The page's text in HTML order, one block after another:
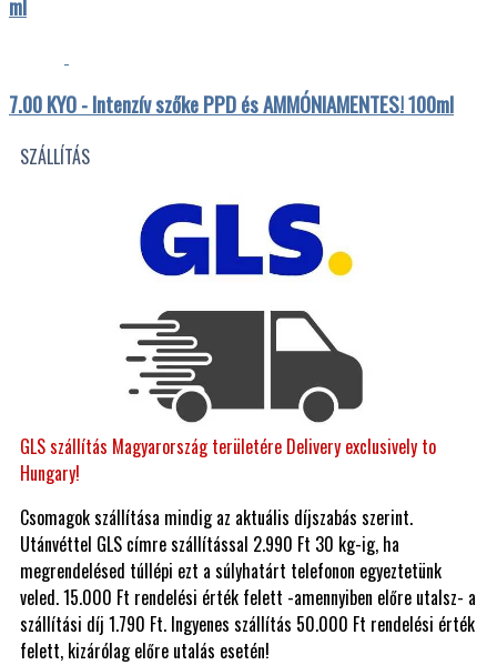
ml
7.00 KYO - Intenzív szőke PPD és AMMÓNIAMENTES! 100ml
SZÁLLÍTÁS
GLS szállítás Magyarország területére Delivery exclusively to
Hungary!
Csomagok szállítása mindig az aktuális díjszabás szerint.
Utánvéttel GLS címre szállítással 2.990 Ft 30 kg-ig, ha
megrendelésed túllépi ezt a súlyhatárt telefonon egyeztetünk
veled. 15.000 Ft rendelési érték felett -amennyiben előre utalsz- a
szállítási díj 1.790 Ft. Ingyenes szállítás 50.000 Ft rendelési érték
felett, kizárólag előre utalás esetén!